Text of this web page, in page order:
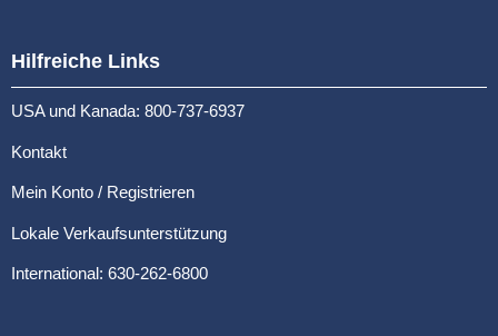
Hilfreiche Links
USA und Kanada: 800-737-6937
Kontakt
Mein Konto / Registrieren
Lokale Verkaufsunterstützung
International: 630-262-6800